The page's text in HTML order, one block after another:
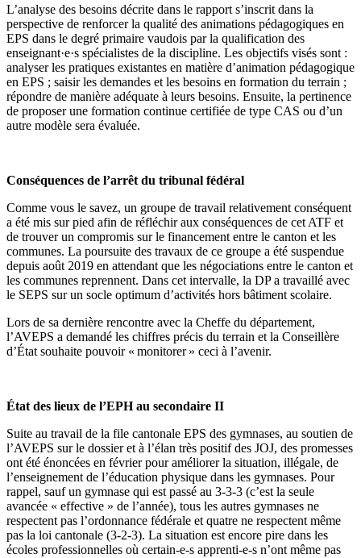
L’analyse des besoins décrite dans le rapport s’inscrit dans la
perspective de renforcer la qualité des animations pédagogiques en
EPS dans le degré primaire vaudois par la qualification des
enseignant·e·s spécialistes de la discipline. Les objectifs visés sont :
analyser les pratiques existantes en matière d’animation pédagogique
en EPS ; saisir les demandes et les besoins en formation du terrain ;
répondre de manière adéquate à leurs besoins. Ensuite, la pertinence
de proposer une formation continue certifiée de type CAS ou d’un
autre modèle sera évaluée.
Conséquences de l’arrêt du tribunal fédéral
Comme vous le savez, un groupe de travail relativement conséquent
a été mis sur pied afin de réfléchir aux conséquences de cet ATF et
de trouver un compromis sur le financement entre le canton et les
communes. La poursuite des travaux de ce groupe a été suspendue
depuis août 2019 en attendant que les négociations entre le canton et
les communes reprennent. Dans cet intervalle, la DP a travaillé avec
le SEPS sur un socle optimum d’activités hors bâtiment scolaire.
Lors de sa dernière rencontre avec la Cheffe du département,
l’AVEPS a demandé les chiffres précis du terrain et la Conseillère
d’État souhaite pouvoir « monitorer » ceci à l’avenir.
État des lieux de l’EPH au secondaire II
Suite au travail de la file cantonale EPS des gymnases, au soutien de
l’AVEPS sur le dossier et à l’élan très positif des JOJ, des promesses
ont été énoncées en février pour améliorer la situation, illégale, de
l’enseignement de l’éducation physique dans les gymnases. Pour
rappel, sauf un gymnase qui est passé au 3-3-3 (c’est la seule
avancée « effective » de l’année), tous les autres gymnases ne
respectent pas l’ordonnance fédérale et quatre ne respectent même
pas la loi cantonale (3-2-3). La situation est encore pire dans les
écoles professionnelles où certain-e-s apprenti-e-s n’ont même pas